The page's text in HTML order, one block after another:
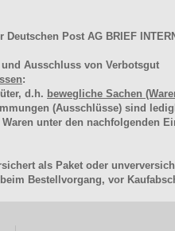
Post AG BRIEF
Ausschluss von Verbotsgut
:
d.h. bewegliche Sachen
(Ausschlüsse) sind
unter den nachfolgenden
als Paket oder
Bestellvorgang, vor